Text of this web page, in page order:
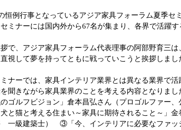
恒例行事となっているアジア家具フォーラム夏季セ
ミナーには国内外から67名が集まり、各界で活躍す
で、アジア家具フォーラム代表理事の阿部野育三
視して夢を持ってともに戦っていこうと挨拶しまし
ナーでは、家具インテリア業界とは異なる業界で
聞きながら家具業界のことを考える内容となりまし
ゴルフビジョン」倉本昌弘さん（プロゴルファー、
猫と考える住まい～家具に期待されること～」金
一級建築士） ③「今、インテリアに必要なファッ